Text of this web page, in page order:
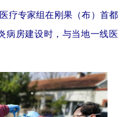
疗专家组在刚果（布）首都
病房建设时，与当地一线医